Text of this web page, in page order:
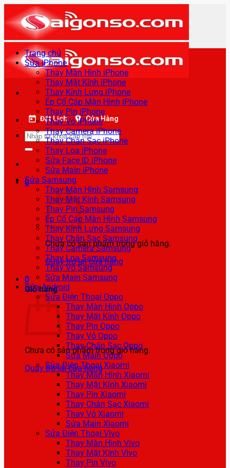
qua
nội
dung
Đặt Lịch Cửa Hàng
Tìm
kiếm:
0
Chưa có sản phẩm trong giỏ hàng.
Quay trở lại cửa hàng
0
Giỏ hàng
Chưa có sản phẩm trong giỏ hàng.
Quay trở lại cửa hàng
Trang chủ
Sửa iPhone
Thay Màn Hình iPhone
Thay Mặt Kính iPhone
Thay Kính Lưng iPhone
Ép Cổ Cáp Màn Hình iPhone
Thay Pin iPhone
Thay Vỏ iPhone
Thay Camera iPhone
Thay Chân Sạc iPhone
Thay Loa iPhone
Sửa Face ID iPhone
Sửa Main iPhone
Sửa Samsung
Thay Màn Hình Samsung
Thay Mặt Kính Samsung
Thay Pin Samsung
Ép Cổ Cáp Màn Hình Samsung
Thay Kính Lưng Samsung
Thay Chân Sạc Samsung
Thay Camera Samsung
Thay Loa Samsung
Thay Vỏ Samsung
Sửa Main Samsung
Sửa Android
Sửa Điện Thoại Oppo
Thay Màn Hình Oppo
Thay Mặt Kính Oppo
Thay Pin Oppo
Thay Vỏ Oppo
Thay Chân Sạc Oppo
Sửa Main Oppo
Sửa Điện Thoại Xiaomi
Thay Màn Hình Xiaomi
Thay Mặt Kính Xiaomi
Thay Pin Xiaomi
Thay Chân Sạc Xiaomi
Thay Vỏ Xiaomi
Sửa Main Xiaomi
Sửa Điện Thoại Vivo
Thay Màn Hình Vivo
Thay Mặt Kính Vivo
Thay Pin Vivo